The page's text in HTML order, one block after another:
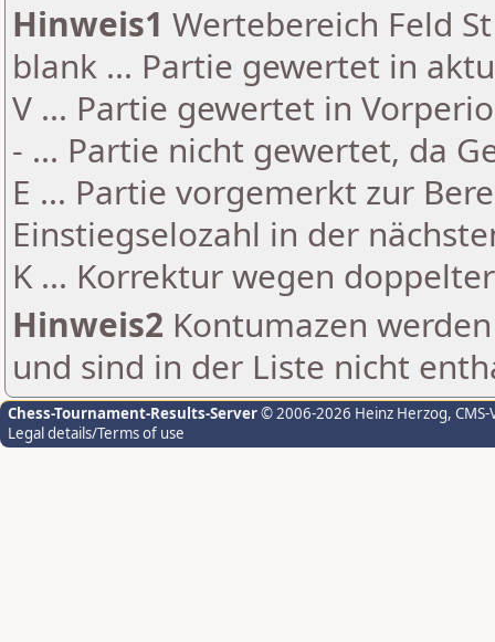
Hinweis1 Wertebereich Feld
blank ... Partie gewertet in
V ... Partie gewertet in
- ... Partie nicht gewertet, da
E ... Partie vorgemerkt zur
Einstiegselozahl in der
K ... Korrektur wegen
Hinweis2 Kontumazen
und sind in der Liste nicht
Chess-Tournament-Results-Server© 2006-2026 Heinz Herzog,
Legal details/Terms of use